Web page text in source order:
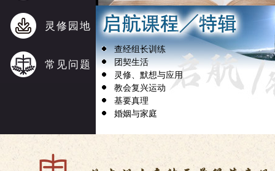
灵修园地
常见问题
查经组长训练
团契生活
灵修、默想与应用
教会复兴运动
基要真理
婚姻与家庭